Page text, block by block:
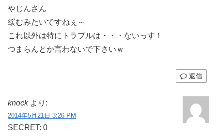
やじんさん
緩むみたいですねぇ～
これ以外は特にトラブルは・・・ないっす！
つまらんとか言わないで下さいｗ
返信
knock より:
2014年5月21日 3:26 PM
SECRET: 0